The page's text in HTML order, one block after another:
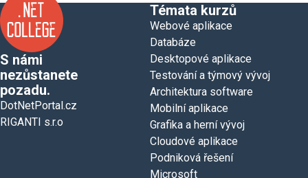
S námi
nezůstanete
pozadu.
DotNetPortal.cz
RIGANTI s.r.o
Témata kurzů
Webové aplikace
Databáze
Desktopové aplikace
Testování a týmový vývoj
Architektura software
Mobilní aplikace
Grafika a herní vývoj
Cloudové aplikace
Podniková řešení
Microsoft